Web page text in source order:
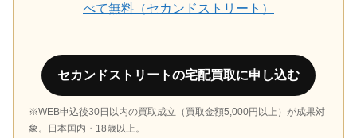
べて無料（セカンドストリート）
セカンドストリートの宅配買取に申し込む
※WEB申込後30日以内の買取成立（買取金額5,000円以上）が成果対
象。日本国内・18歳以上。